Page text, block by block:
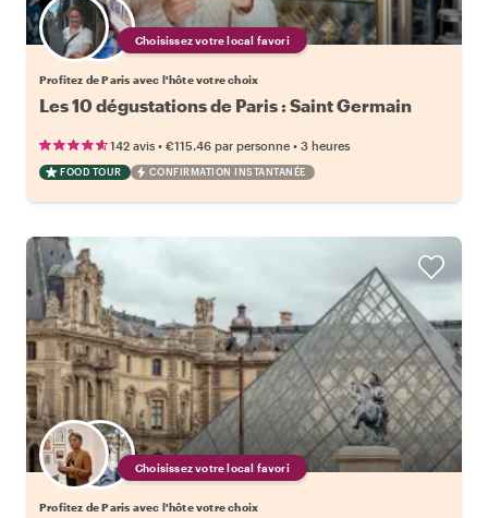
Choisissez votre local favori
Profitez de Paris avec l'hôte votre choix
Les 10 dégustations de Paris : Saint Germain
142 avis • €115.46 par personne • 3 heures
FOOD TOUR CONFIRMATION INSTANTANÉE
Choisissez votre local favori
Profitez de Paris avec l'hôte votre choix